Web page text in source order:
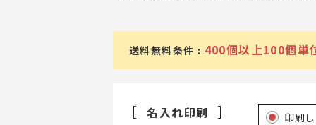
送料無料条件 : 400個以上100個単
名入れ印刷 印刷